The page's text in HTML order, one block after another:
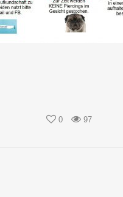
0 97